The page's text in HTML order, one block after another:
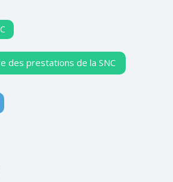
des prestations de la SNC